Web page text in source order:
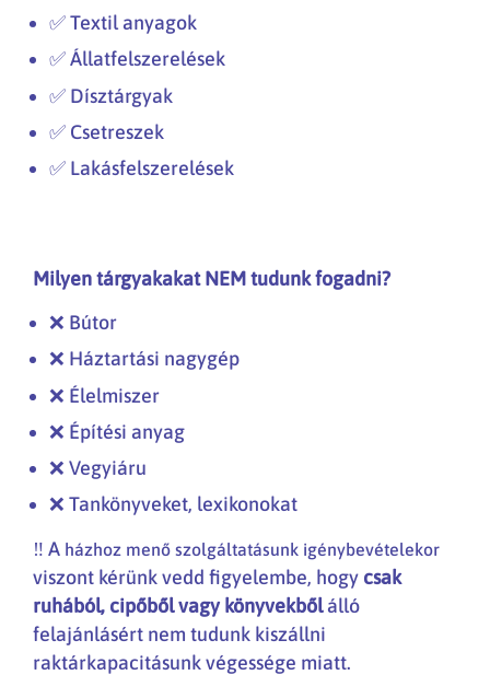
✅ Textil anyagok
✅ Állatfelszerelések
✅ Dísztárgyak
✅ Csetreszek
✅ Lakásfelszerelések
Milyen tárgyakakat NEM tudunk fogadni?
❌ Bútor
❌ Háztartási nagygép
❌ Élelmiszer
❌ Építési anyag
❌ Vegyiáru
❌ Tankönyveket, lexikonokat
‼️ A házhoz menő szolgáltatásunk igénybevételekor
viszont kérünk vedd figyelembe, hogy csak
ruhából, cipőből vagy könyvekbőlálló
felajánlásért nem tudunk kiszállni
raktárkapacitásunk végessége miatt.